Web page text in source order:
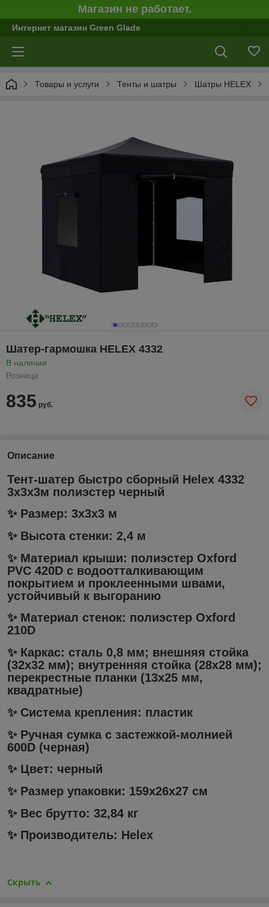
Магазин не работает.
Интернет магазин Green Glade
Товары и услуги Тенты и шатры Шатры HELEX
Шатер-гармошка HELEX 4332
В наличии
Розница
835 руб.
Описание
Тент-шатер быстро сборный Helex 4332
3x3х3м полиэстер черный
✨ Размер: 3x3х3 м
✨ Высота стенки: 2,4 м
✨ Материал крыши: полиэстер Oxford
PVC 420D с водоотталкивающим
покрытием и проклеенными швами,
устойчивый к выгоранию
✨ Материал стенок: полиэстер Oxford
210D
✨ Каркас: сталь 0,8 мм; внешняя стойка
(32x32 мм); внутренняя стойка (28x28 мм);
перекрестные планки (13x25 мм,
квадратные)
✨ Система крепления: пластик
✨ Ручная сумка с застежкой-молнией
600D (черная)
✨ Цвет: черный
✨ Размер упаковки: 159x26x27 см
✨ Вес брутто: 32,84 кг
✨ Производитель: Helex
Скрыть